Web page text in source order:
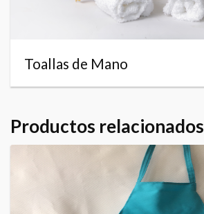
Toallas de Mano
Productos relacionados